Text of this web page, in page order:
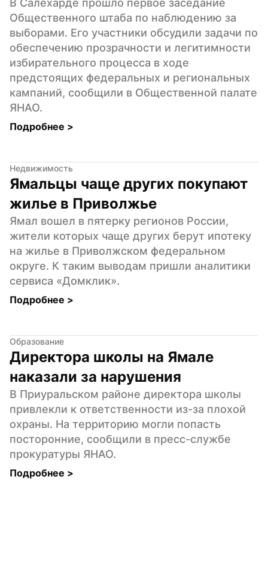
В Салехарде прошло первое заседание
Общественного штаба по наблюдению за
выборами. Его участники обсудили задачи по
обеспечению прозрачности и легитимности
избирательного процесса в ходе
предстоящих федеральных и региональных
кампаний, сообщили в Общественной палате
ЯНАО.
Подробнее >
Недвижимость
Ямальцы чаще других покупают
жилье в Приволжье
Ямал вошел в пятерку регионов России,
жители которых чаще других берут ипотеку
на жилье в Приволжском федеральном
округе. К таким выводам пришли аналитики
сервиса «Домклик».
Подробнее >
Образование
Директора школы на Ямале
наказали за нарушения
В Приуральском районе директора школы
привлекли к ответственности из-за плохой
охраны. На территорию могли попасть
посторонние, сообщили в пресс-службе
прокуратуры ЯНАО.
Подробнее >